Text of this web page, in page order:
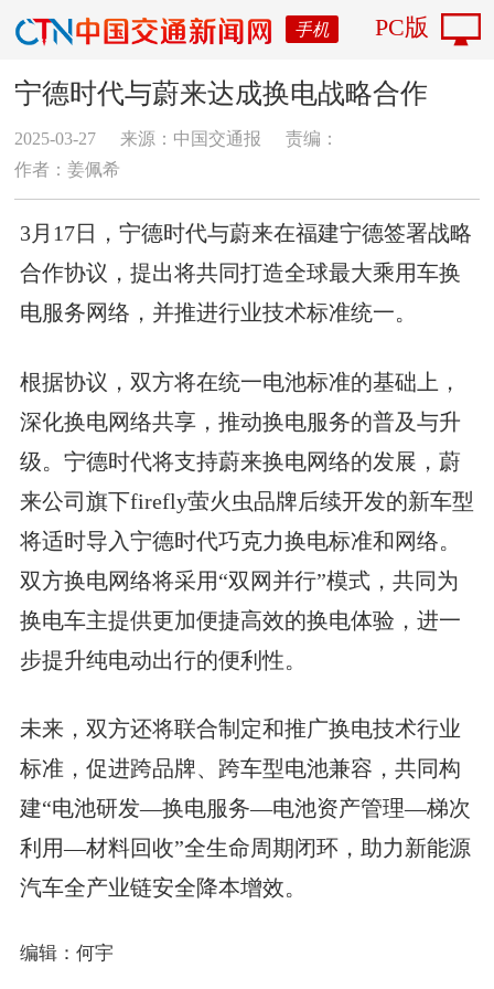
手机 PC版
宁德时代与蔚来达成换电战略合作
2025-03-27 来源：中国交通报
责编：
作者：姜佩希
3月17日，宁德时代与蔚来在福建宁德签署战略
合作协议，提出将共同打造全球最大乘用车换
电服务网络，并推进行业技术标准统一。
根据协议，双方将在统一电池标准的基础上，
深化换电网络共享，推动换电服务的普及与升
级。宁德时代将支持蔚来换电网络的发展，蔚
来公司旗下firefly萤火虫品牌后续开发的新车型
将适时导入宁德时代巧克力换电标准和网络。
双方换电网络将采用“双网并行”模式，共同为
换电车主提供更加便捷高效的换电体验，进一
步提升纯电动出行的便利性。
未来，双方还将联合制定和推广换电技术行业
标准，促进跨品牌、跨车型电池兼容，共同构
建“电池研发—换电服务—电池资产管理—梯次
利用—材料回收”全生命周期闭环，助力新能源
汽车全产业链安全降本增效。
编辑：何宇